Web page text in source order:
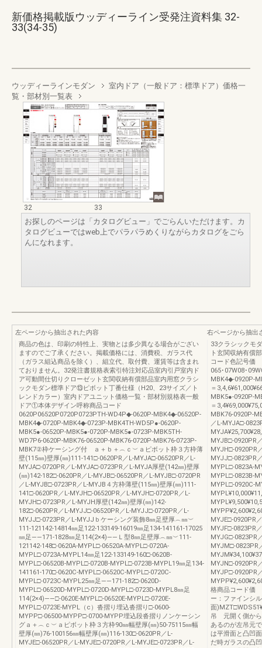
新価格掲載版ウッディーライン受発注資料集 32-
33(34-35)
ウッディーラインモダン
室内ドア（一般ドア：標準ドア）価格一
覧・部材別一覧表
32
33
お探しのページは「カタログビュー」でごらんいただけます。カ
タログビューではweb上でパラパラめくりながらカタログをごら
んになれます。
左ページから抽出された内容
商品の色は、印刷の特性上、実物とは多少異なる場合がござい
ますのでご了承ください。掲載価格には、消費税、ガラス代
（ガラス組込商品を除く）、組立代、取付費、運賃等は含まれ
ておりません。32発注書規格表索引特注対応品室内引戸室内ド
ア可動間仕切りクローゼット玄関収納有償部品室内用窓クラシ
ックモダン標準ドア⑬ピボット丁番仕様（H20、23サイズ／ト
レンドカラー）室内ドアユニット価格一覧・部材別規格表一般
ドア①本体デザイン呼称商品コード
0620P06520P0720P0723PTH-WD4P◆-0620P-MBK4◆-06520P-
MBK4◆-0720P-MBK4◆-0723P-MBK4TH-WD5P●-0620P-
MBK5●-06520P-MBK5●-0720P-MBK5●-0723P-MBK5TH-
WD7P6-0620P-MBK76-06520P-MBK76-0720P-MBK76-0723P-
MBK7②枠ケーシング付 ａ＋ｂ＋︵ｃ︶ａピボット枠３方枠薄
壁(115㎜)壁厚(㎜)111-141□-0620PR／L-MYJA□-06520PR／L-
MYJA□-0720PR／L-MYJA□-0723PR／L-MYJA厚壁(142㎜)壁厚
(㎜)142-182□-0620PR／L-MYJB□-06520PR／L-MYJB□-0720PR
／L-MYJB□-0723PR／L-MYJB４方枠薄壁(115㎜)壁厚(㎜)111-
141□-0620PR／L-MYJH□-06520PR／L-MYJH□-0720PR／L-
MYJH□-0723PR／L-MYJH厚壁(142㎜)壁厚(㎜)142-
182□-0620PR／L-MYJJ□-06520PR／L-MYJJ□-0720PR／L-
MYJJ□-0723PR／L-MYJJｂケーシング装飾8㎜足壁厚︵㎜︶
111-121142-14814㎜足122-133149-16019㎜足134-141161-17025
㎜足――171-1828㎜足114(2×4)――Ｌ型8㎜足壁厚︵㎜︶111-
121142-148□-0620A-MYPL□-06520A-MYPL□-0720A-
MYPL□-0723A-MYPL14㎜足122-133149-160□-0620B-
MYPL□-06520B-MYPL□-0720B-MYPL□-0723B-MYPL19㎜足134-
141161-170□-0620C-MYPL□-06520C-MYPL□-0720C-
MYPL□-0723C-MYPL25㎜足――171-182□-0620D-
MYPL□-06520D-MYPL□-0720D-MYPL□-0723D-MYPL8㎜足
114(2×4)――□-0620E-MYPL□-06520E-MYPL□-0720E-
MYPL□-0723E-MYPL（c）沓摺り埋込沓摺り□-0600-
MYPP□-06500-MYPP□-0700-MYPP埋込段沓摺りノンケーシン
グａ＋︵ｃ︶ａピボット枠３方枠90㎜幅壁厚(㎜)50-75115㎜幅
壁厚(㎜)76-100156㎜幅壁厚(㎜)116-130□-0620PR／L-
MYJE□-06520PR／L-MYJE□-0720PR／L-MYJE□-0723PR／L-
右ページから抽出
33クラシックモ
ト玄関収納有償
コード色記号価
065･07W08･
MBK4◆-0920P-
＝
MBK5●-0920P-
＝
MBK76-0920P-
／L-MYJA□-
MYJB□-0920PR
MYJH□-0920PR
MYJJ□-0823PR
MYPL□-0823A-
MYPL□-0823B-
MYPL□-0920C-
MYJE□-0920PR
MYJF□-0823PR
MYJG□-0823PR
MYJM□-0823PR
MYJN□-0920PR
MYJP□-0920PR
格商品コード価
ー：ファインシ
面
吊 元開く側から
あるのが左吊元
は平滑面と凸凹
だ時ガラスの凸